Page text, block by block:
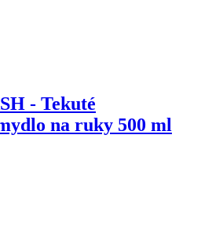
- Tekuté
na ruky 500 ml